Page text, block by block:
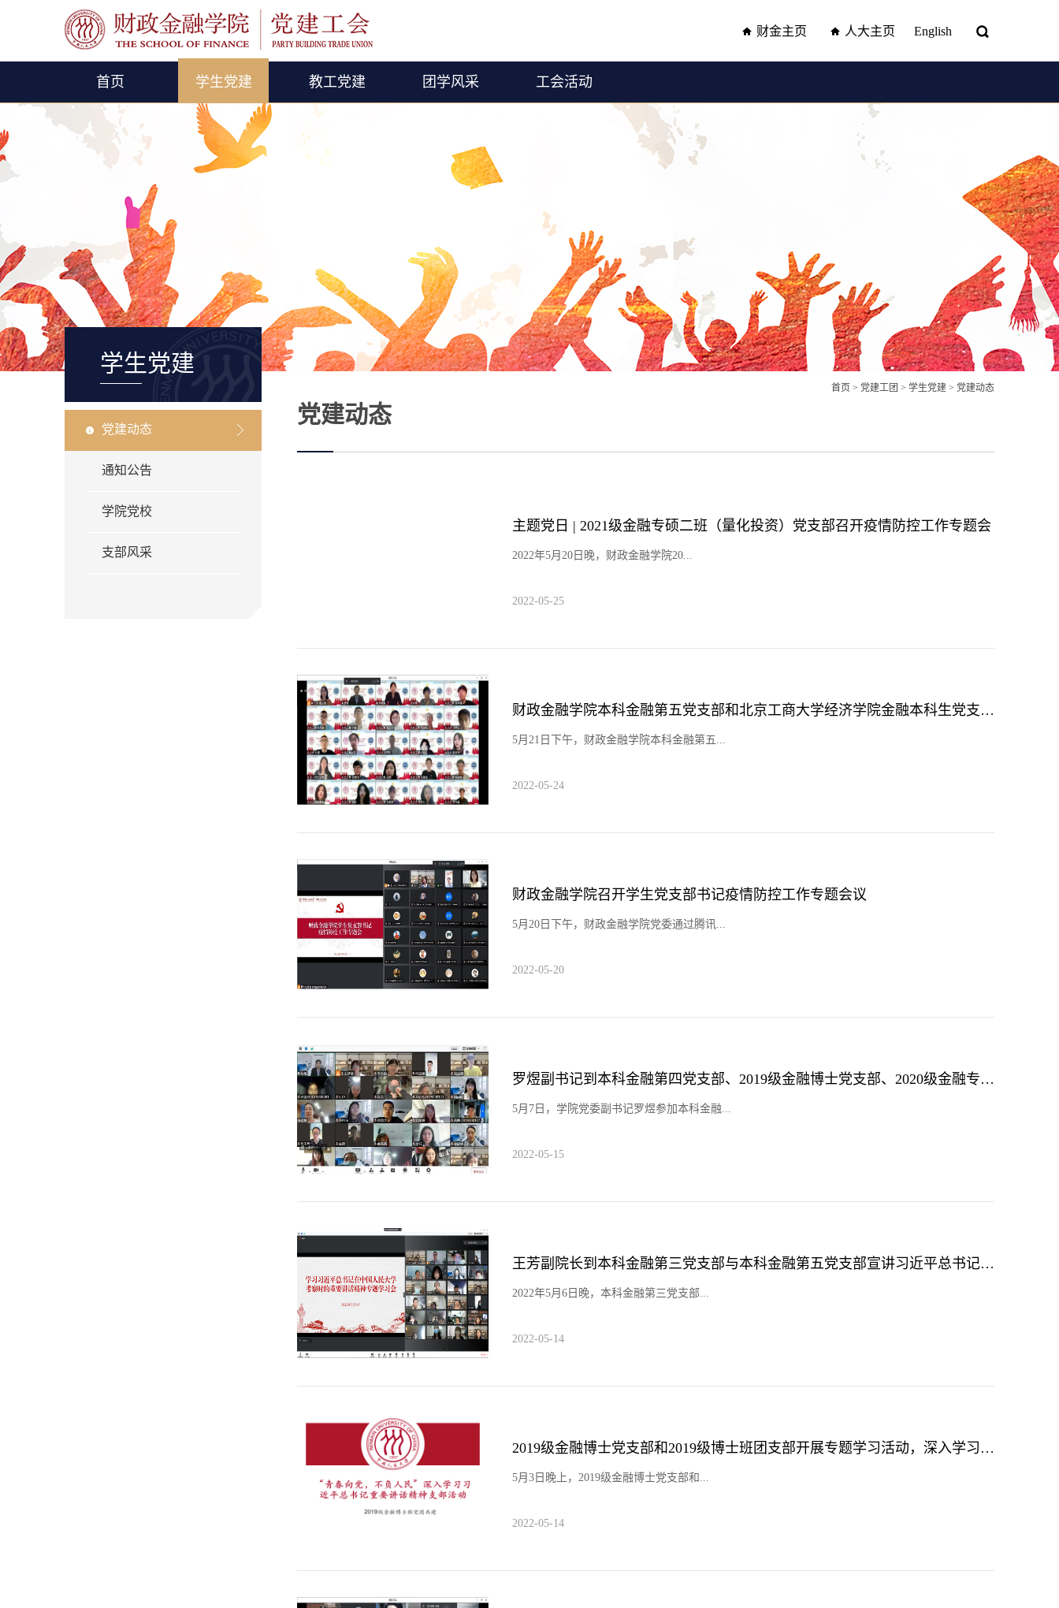
财金主页 人大主页 English
首页 学生党建 教工党建 团学风采 工会活动
学生党建
党建动态
通知公告
学院党校
支部风采
首页 > 党建工团 > 学生党建 > 党建动态
党建动态
主题党日 | 2021级金融专硕二班（量化投资）党支部召开疫情防控工作专题会
2022年5月20日晚，财政金融学院20...
2022-05-25
财政金融学院本科金融第五党支部和北京工商大学经济学院金融本科生党支部开展联学共建活动
5月21日下午，财政金融学院本科金融第五...
2022-05-24
财政金融学院召开学生党支部书记疫情防控工作专题会议
5月20日下午，财政金融学院党委通过腾讯...
2022-05-20
罗煜副书记到本科金融第四党支部、2019级金融博士党支部、2020级金融专硕一班党支部宣讲习近平总书记在中国人民大学考察时的重要讲话精神
5月7日，学院党委副书记罗煜参加本科金融...
2022-05-15
王芳副院长到本科金融第三党支部与本科金融第五党支部宣讲习近平总书记在中国人民大学考察时的重要讲话精神
2022年5月6日晚，本科金融第三党支部...
2022-05-14
2019级金融博士党支部和2019级博士班团支部开展专题学习活动，深入学习习近平总书记在中国人民大学考察时的重要讲话精神
5月3日晚上，2019级金融博士党支部和...
2022-05-14